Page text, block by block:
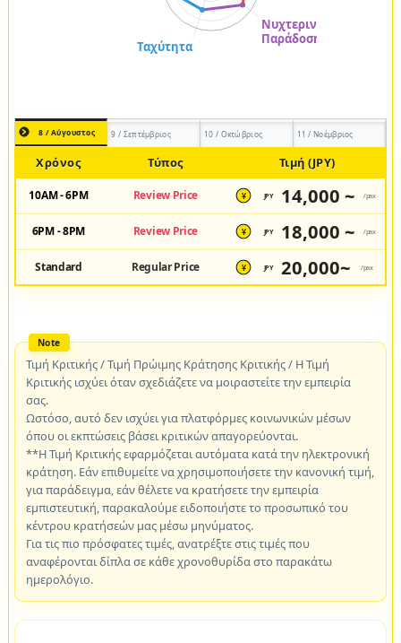
8 / Αύγουστος 9 / Σεπτέμβριος 10 / Οκτώβριος 11 / Νοέμβριος
Χρόνος Τύπος Τιμή (JPY)
10AM - 6PM Review Price ¥ JPY 14,000 ~ /pax
6PM - 8PM Review Price ¥ JPY 18,000 ~ /pax
Standard Regular Price ¥ JPY 20,000~ /pax
Τιμή Κριτικής / Τιμή Πρώιμης Κράτησης Κριτικής / Η Τιμή
Κριτικής ισχύει όταν σχεδιάζετε να μοιραστείτε την εμπειρία
σας.
Ωστόσο, αυτό δεν ισχύει για πλατφόρμες κοινωνικών μέσων
όπου οι εκπτώσεις βάσει κριτικών απαγορεύονται.
**Η Τιμή Κριτικής εφαρμόζεται αυτόματα κατά την ηλεκτρονική
κράτηση. Εάν επιθυμείτε να χρησιμοποιήσετε την κανονική τιμή,
για παράδειγμα, εάν θέλετε να κρατήσετε την εμπειρία
εμπιστευτική, παρακαλούμε ειδοποιήστε το προσωπικό του
κέντρου κρατήσεών μας μέσω μηνύματος.
Για τις πιο πρόσφατες τιμές, ανατρέξτε στις τιμές που
αναφέρονται δίπλα σε κάθε χρονοθυρίδα στο παρακάτω
ημερολόγιο.